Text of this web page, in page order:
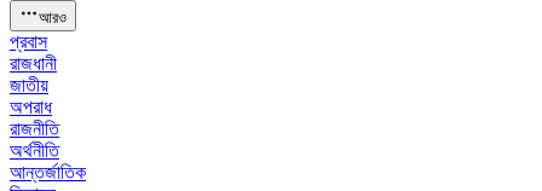
আরও
প্রবাস
রাজধানী
জাতীয়
অপরাধ
রাজনীতি
অর্থনীতি
আন্তর্জাতিক